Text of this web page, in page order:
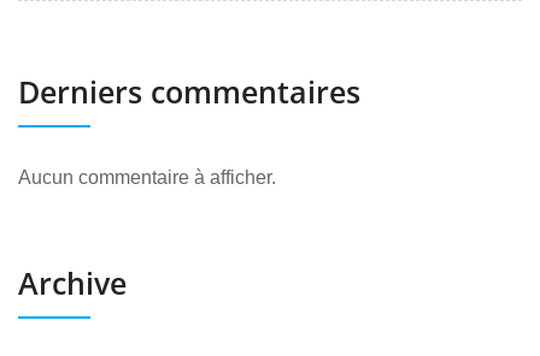
Derniers commentaires
Aucun commentaire à afficher.
Archive